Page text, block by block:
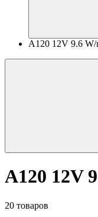
A120 12V 9.6 W/
A120 12V
20 товаров